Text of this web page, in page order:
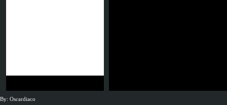
By: Oscardiaco